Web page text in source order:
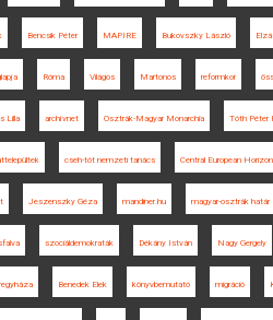
Bencsik Péter MAPIRE Bukovszky László
Róma Világos Martonos reformkor
Lilla archívnet Osztrák-Magyar Monarchia Tóth Péter
cseh-tót nemzeti tanács Central European
Jeszenszky Géza mandiner.hu magyar-osztrák határ
szociáldemokraták Dékány István Nagy Gergely
Benedek Elek könyvbemutató migráció